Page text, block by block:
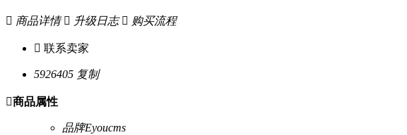
 商品详情  升级日志  购买流程
 联系卖家
5926405 复制
商品属性
品牌Eyoucms